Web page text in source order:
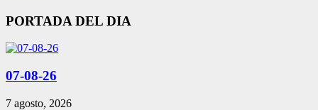
PORTADA DEL DIA
07-08-26
7 agosto, 2026